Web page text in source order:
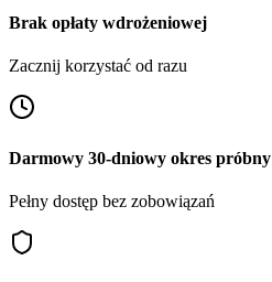
Brak opłaty wdrożeniowej
Zacznij korzystać od razu
Darmowy 30-dniowy okres próbny
Pełny dostęp bez zobowiązań